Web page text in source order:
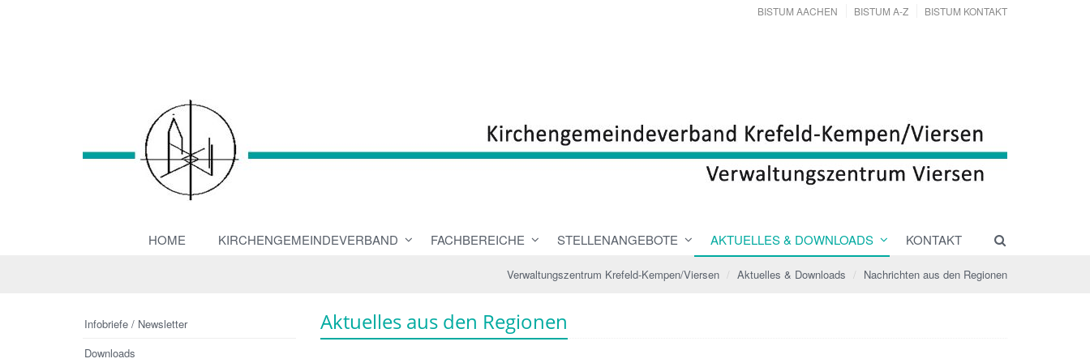
BISTUM AACHEN BISTUM A-Z BISTUM KONTAKT
HOME KIRCHENGEMEINDEVERBAND FACHBEREICHE STELLENANGEBOTE AKTUELLES & DOWNLOADS KONTAKT
Verwaltungszentrum Krefeld-Kempen/Viersen Aktuelles & Downloads Nachrichten aus den Regionen
Aktuelles aus den Regionen
Infobriefe / Newsletter
Downloads